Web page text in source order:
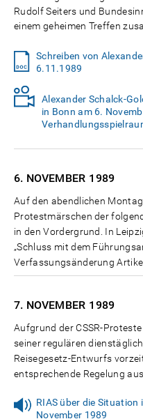
Rudolf Seiters und
einem geheimen Treffen
Schreiben von
6.11.1989
Alexander Schalck-
in Bonn am 6.
6. NOVEMBER 1989
Auf den abendlichen
Protestmärschen der
in den Vordergrund. In
„Schluss mit dem
Verfassungsänderung
7. NOVEMBER 1989
Aufgrund der CSSR-
seiner regulären
Reisegesetz-Entwurfs
entsprechende Regelung
RIAS über die
November 1989